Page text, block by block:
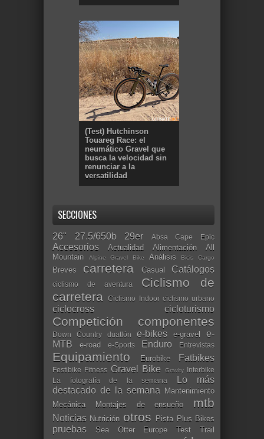
(Test) Hutchinson
Touareg Race: el
neumático Gravel que
busca la velocidad sin
renunciar a la
versatilidad
SECCIONES
26" 27.5/650b 29er Absa Cape Epic
Accesorios Actualidad Alimentación
All
Mountain
Alpine Gravel Bike Análisis Bicis Cargo
Breves carretera Casual Catálogos
ciclismo de aventura
Ciclismo de
carretera
Ciclismo Indoor ciclismo urbano
ciclocross cicloturismo
Competición componentes
Down Country duatlón e-bikes e-gravel
e-
MTB
e-road e-Sports Enduro Entrevistas
Equipamiento Eurobike Fatbikes
Festibike Fitness Gravel Bike Gravity
Interbike
La fotografía de la semana
Lo más
destacado de la semana
Mantenimiento
Mecánica
Montajes de ensueño mtb
Noticias Nutrición otros Pista Plus Bikes
pruebas Sea Otter Europe Test Trail